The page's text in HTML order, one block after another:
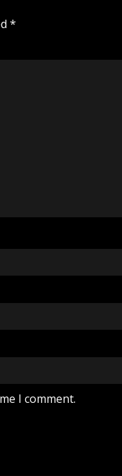
*
I comment.